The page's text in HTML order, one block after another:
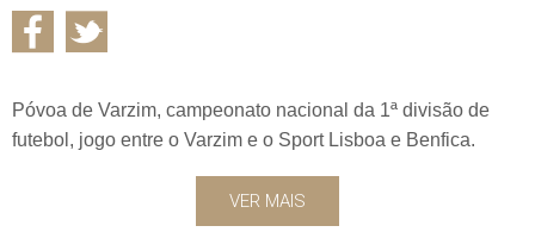
Póvoa de Varzim, campeonato nacional da 1ª divisão de
futebol, jogo entre o Varzim e o Sport Lisboa e Benfica.
VER MAIS